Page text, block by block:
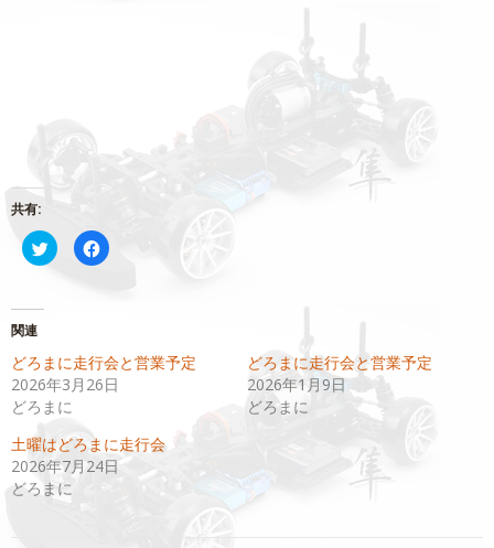
共有:
ク
リ
有
(新
し
い
ウ
ン
ド
ウ
で
開
Facebook
で
リ
ッ
ク
だ
さ
い
(新
関連
どろまに走行会と営業予定
2026年3月26日
どろまに
どろまに走行会と営業予定
2026年1月9日
どろまに
土曜はどろまに走行会
2026年7月24日
どろまに